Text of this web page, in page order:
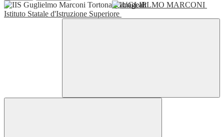
GUGLIELMO MARCONI
Istituto Statale d'Istruzione Superiore